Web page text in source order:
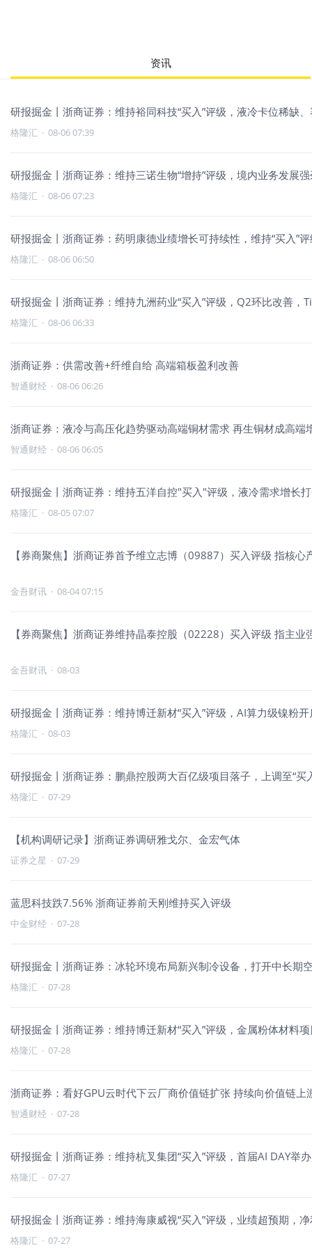
资讯
研报掘金丨浙商证券：维持裕同科技“买入”评级，液冷卡位稀缺
格隆汇 · 08-06 07:39
研报掘金丨浙商证券：维持三诺生物“增持”评级，境内业务发展
格隆汇 · 08-06 07:23
研报掘金丨浙商证券：药明康德业绩增长可持续性，维持“买入”
格隆汇 · 08-06 06:50
研报掘金丨浙商证券：维持九洲药业“买入”评级，Q2环比改善，
格隆汇 · 08-06 06:33
浙商证券：供需改善+纤维自给 高端箱板盈利改善
智通财经 · 08-06 06:26
浙商证券：液冷与高压化趋势驱动高端铜材需求 再生铜材成高端
智通财经 · 08-06 06:05
研报掘金丨浙商证券：维持五洋自控"买入"评级，液冷需求增长
格隆汇 · 08-05 07:07
【券商聚焦】浙商证券首予维立志博（09887）买入评级 指核心
金吾财讯 · 08-04 07:15
【券商聚焦】浙商证券维持晶泰控股（02228）买入评级 指主业
金吾财讯 · 08-03
研报掘金丨浙商证券：维持博迁新材“买入”评级，AI算力级镍粉
格隆汇 · 08-03
研报掘金丨浙商证券：鹏鼎控股两大百亿级项目落子，上调至“买
格隆汇 · 07-29
【机构调研记录】浙商证券调研雅戈尔、金宏气体
证券之星 · 07-29
蓝思科技跌7.56% 浙商证券前天刚维持买入评级
中金财经 · 07-28
研报掘金丨浙商证券：冰轮环境布局新兴制冷设备，打开中长期
格隆汇 · 07-28
研报掘金丨浙商证券：维持博迁新材“买入”评级，金属粉体材料
格隆汇 · 07-28
浙商证券：看好GPU云时代下云厂商价值链扩张 持续向价值链上
智通财经 · 07-28
研报掘金丨浙商证券：维持杭叉集团“买入”评级，首届AI DAY举
格隆汇 · 07-27
研报掘金丨浙商证券：维持海康威视“买入”评级，业绩超预期，
格隆汇 · 07-27